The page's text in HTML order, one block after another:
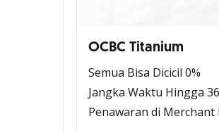
OCBC Titanium
Semua Bisa Dicicil 0%
Jangka Waktu Hingga
Penawaran di Merchant